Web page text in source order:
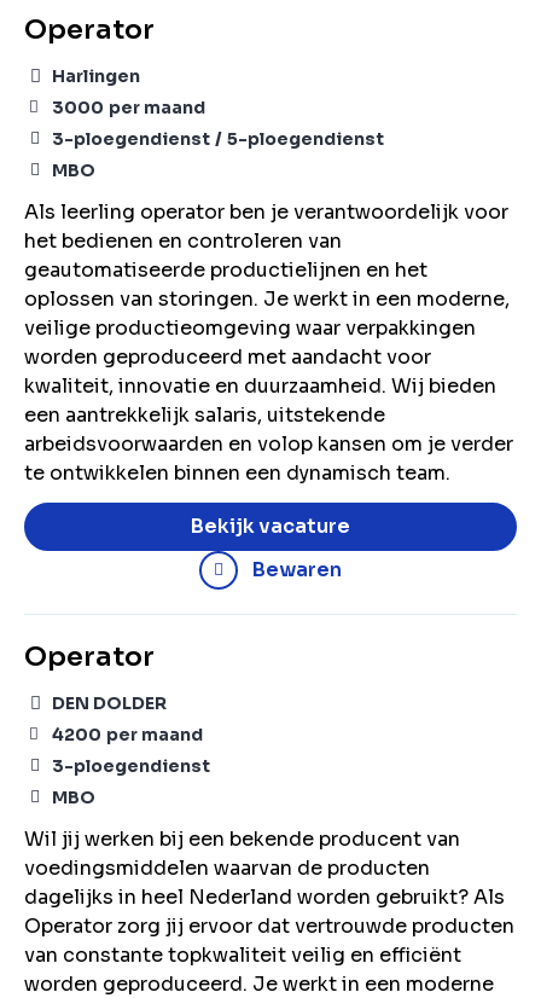
Operator
Harlingen
3000 per maand
3-ploegendienst
5-ploegendienst
MBO
Als leerling operator ben je verantwoordelijk voor
het bedienen en controleren van
geautomatiseerde productielijnen en het
oplossen van storingen. Je werkt in een moderne,
veilige productieomgeving waar verpakkingen
worden geproduceerd met aandacht voor
kwaliteit, innovatie en duurzaamheid. Wij bieden
een aantrekkelijk salaris, uitstekende
arbeidsvoorwaarden en volop kansen om je verder
te ontwikkelen binnen een dynamisch team.
Bekijk vacature
Bewaren
Operator
DEN DOLDER
4200 per maand
3-ploegendienst
MBO
Wil jij werken bij een bekende producent van
voedingsmiddelen waarvan de producten
dagelijks in heel Nederland worden gebruikt? Als
Operator zorg jij ervoor dat vertrouwde producten
van constante topkwaliteit veilig en efficiënt
worden geproduceerd. Je werkt in een moderne